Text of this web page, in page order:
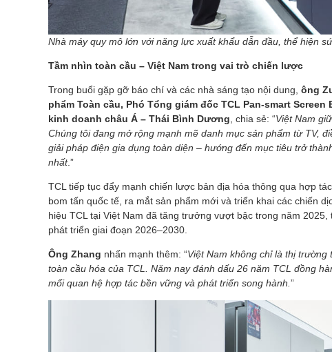
Nhà máy quy mô lớn với năng lực xuất khẩu dẫn đầu, thể hiện
Tầm nhìn toàn cầu – Việt Nam trong vai trò chiến lược
Trong buổi gặp gỡ báo chí và các nhà sáng tạo nội dung, ông
phẩm Toàn cầu, Phó Tổng giám đốc TCL Pan-smart
kinh doanh châu Á – Thái Bình Dương , chia sẻ: “Việt Nam
Chúng tôi đang mở rộng mạnh mẽ danh mục sản phẩm từ TV,
giải pháp điện gia dụng toàn diện – hướng đến mục tiêu trở
nhất.”
TCL tiếp tục đẩy mạnh chiến lược bản địa hóa thông qua hợp
bom tấn quốc tế, ra mắt sản phẩm mới và triển khai các chiến
hiệu TCL tại Việt Nam đã tăng trưởng vượt bậc trong năm
phát triển giai đoạn 2026–2030.
Ông Zhang nhấn mạnh thêm: “Việt Nam không chỉ là thị
toàn cầu hóa của TCL. Năm nay đánh dấu 26 năm TCL đồng
mối quan hệ hợp tác bền vững và phát triển song hành. ”